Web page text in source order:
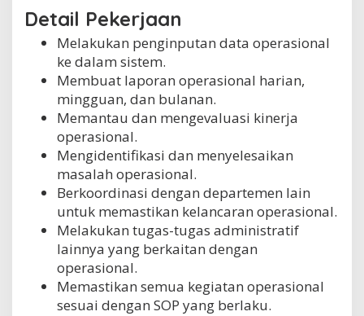
Detail Pekerjaan
Melakukan penginputan data operasional
ke dalam sistem.
Membuat laporan operasional harian,
mingguan, dan bulanan.
Memantau dan mengevaluasi kinerja
operasional.
Mengidentifikasi dan menyelesaikan
masalah operasional.
Berkoordinasi dengan departemen lain
untuk memastikan kelancaran operasional.
Melakukan tugas-tugas administratif
lainnya yang berkaitan dengan
operasional.
Memastikan semua kegiatan operasional
sesuai dengan SOP yang berlaku.